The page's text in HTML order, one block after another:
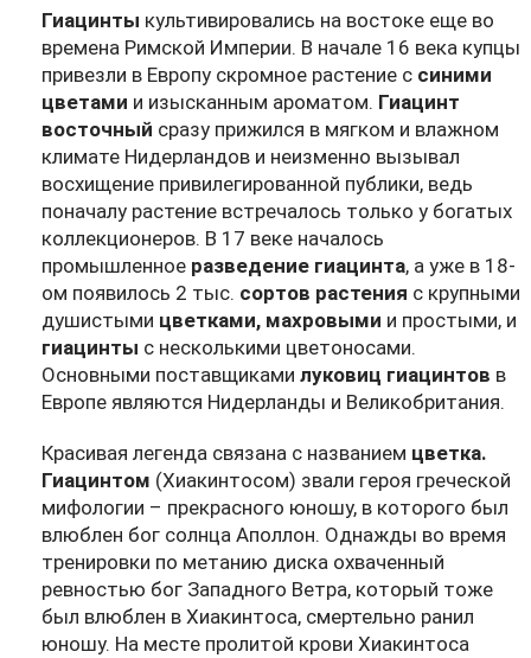
Гиацинты культивировались на востоке еще во
времена Римской Империи. В начале 16 века купцы
привезли в Европу скромное растение с синими
цветами и изысканным ароматом. Гиацинт
восточный сразу прижился в мягком и влажном
климате Нидерландов и неизменно вызывал
восхищение привилегированной публики, ведь
поначалу растение встречалось только у богатых
коллекционеров. В 17 веке началось
промышленное разведение гиацинта, а уже в 18-
ом появилось 2 тыс. сортов растения с крупными
душистыми цветками, махровыми и простыми, и
гиацинты с несколькими цветоносами.
Основными поставщиками луковиц гиацинтов в
Европе являются Нидерланды и Великобритания.
Красивая легенда связана с названием цветка.
Гиацинтом (Хиакинтосом) звали героя греческой
мифологии – прекрасного юношу, в которого был
влюблен бог солнца Аполлон. Однажды во время
тренировки по метанию диска охваченный
ревностью бог Западного Ветра, который тоже
был влюблен в Хиакинтоса, смертельно ранил
юношу. На месте пролитой крови Хиакинтоса